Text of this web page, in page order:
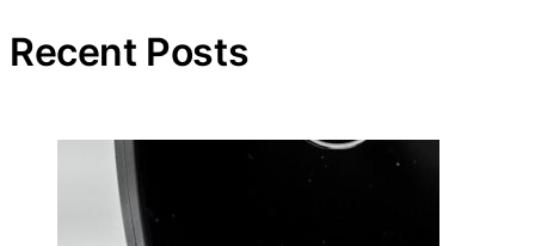
Recent Posts